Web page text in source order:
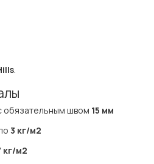
.
обязательным швом 15 мм
3 кг/м2
кг/м2